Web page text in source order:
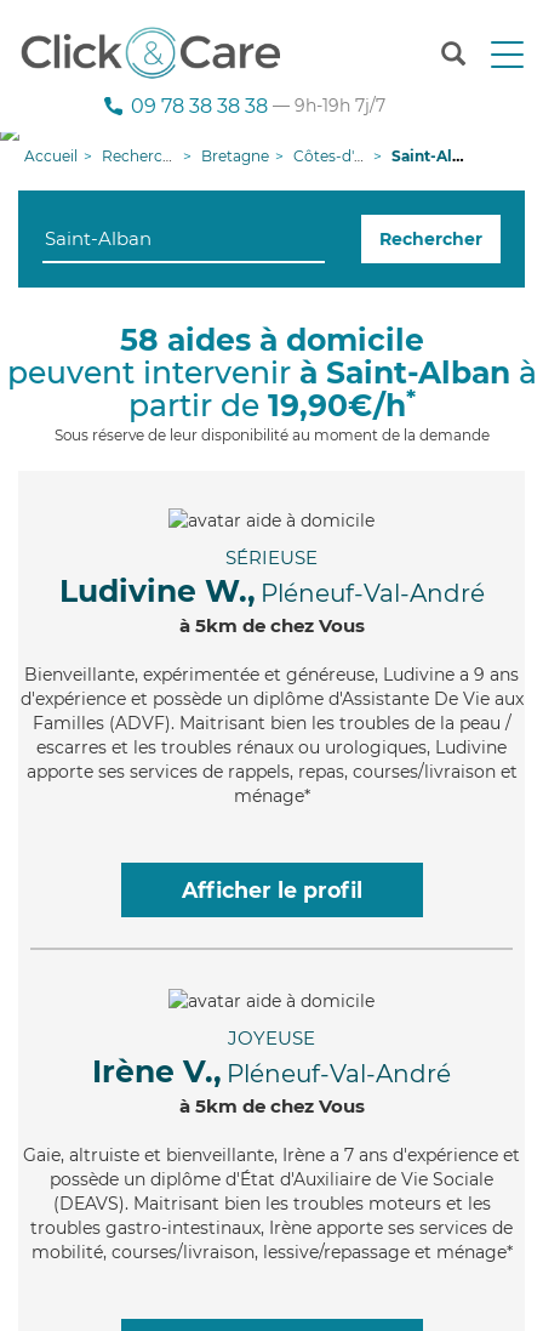
T
n
g
i
09 78 38 38 38 — 9h-19h 7j/7
Accueil Recherche aide à domicile Bretagne Côtes-d'armor Saint-Alban
Rechercher
58 aides à domicile
peuvent intervenir à Saint-Alban à
partir de 19,90€/h*
Sous réserve de leur disponibilité au moment de la demande
SÉRIEUSE
Ludivine W., Pléneuf-Val-André
à 5km de chez Vous
Bienveillante, expérimentée et généreuse, Ludivine a 9 ans
d'expérience et possède un diplôme d'Assistante De Vie aux
Familles (ADVF). Maitrisant bien les troubles de la peau /
escarres et les troubles rénaux ou urologiques, Ludivine
apporte ses services de rappels, repas, courses/livraison et
ménage*
Afficher le profil
JOYEUSE
Irène V., Pléneuf-Val-André
à 5km de chez Vous
Gaie, altruiste et bienveillante, Irène a 7 ans d'expérience et
possède un diplôme d'État d'Auxiliaire de Vie Sociale
(DEAVS). Maitrisant bien les troubles moteurs et les
troubles gastro-intestinaux, Irène apporte ses services de
mobilité, courses/livraison, lessive/repassage et ménage*